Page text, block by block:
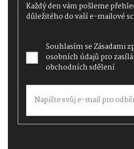
Každý den vám pošleme
důležitého do vaší e-mailové
Souhlasím seZásadami
osobních údajůpro
obchodních sdělení